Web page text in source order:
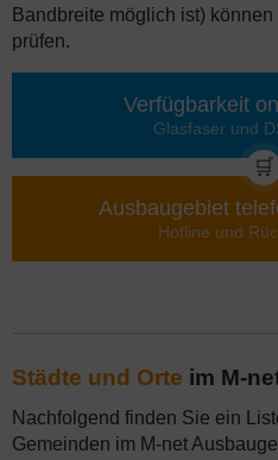
Bandbreite möglich ist)
prüfen.
Verfügbarkeit
Glasfaser und
🛒
Ausbaugebiet
Hotline und
Städte und Orte im M-
Nachfolgend finden Sie ein
Gemeinden im M-net